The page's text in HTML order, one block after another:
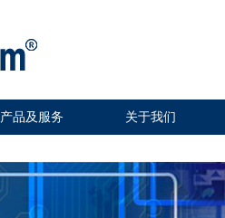
产品及服务 关于我们